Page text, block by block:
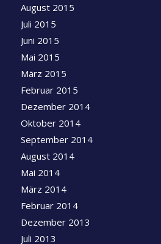
August 2015
Juli 2015
Juni 2015
Mai 2015
März 2015
Februar 2015
Dezember 2014
Oktober 2014
September 2014
August 2014
Mai 2014
März 2014
Februar 2014
Dezember 2013
Juli 2013